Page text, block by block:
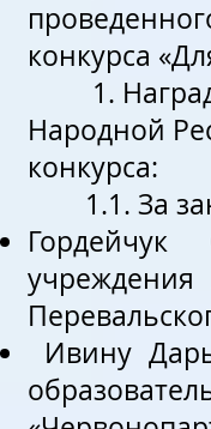
конкурса
1.
Народной
конкурса:
1.1. За
Гордейчук
Ивину